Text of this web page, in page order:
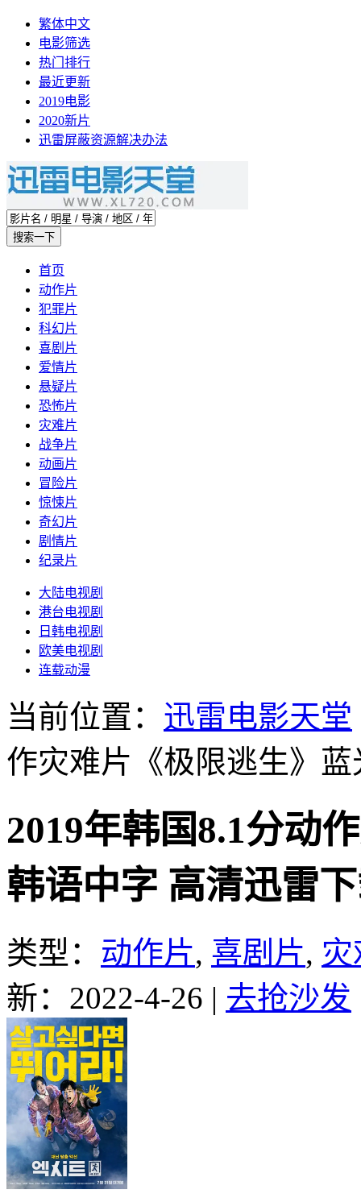
繁体中文
电影筛选
热门排行
最近更新
2019电影
2020新片
迅雷屏蔽资源解决办法
首页
动作片
犯罪片
科幻片
喜剧片
爱情片
悬疑片
恐怖片
灾难片
战争片
动画片
冒险片
惊悚片
奇幻片
剧情片
纪录片
大陆电视剧
港台电视剧
日韩电视剧
欧美电视剧
连载动漫
当前位置： 迅雷电影天堂
作灾难片《极限逃生》
2019年韩国8.1分动
韩语中字 高清迅雷
类型： 动作片, 喜剧片,
新：2022-4-26 | 去抢沙发